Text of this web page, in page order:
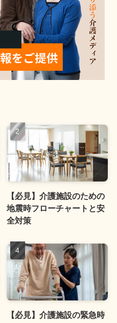
【必見】介護施設のための
地震時フローチャートと安
全対策
【必見】介護施設の緊急時